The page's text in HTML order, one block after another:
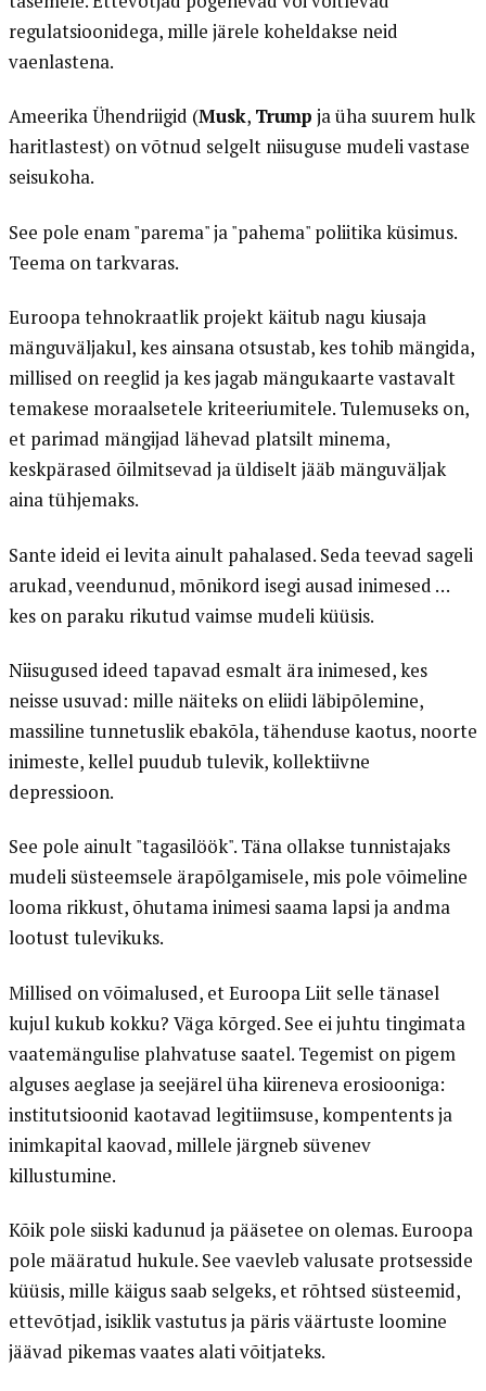
regulatsioonidega, mille järele koheldakse neid
vaenlastena.
Ameerika Ühendriigid (Musk, Trump ja üha suurem hulk
haritlastest) on võtnud selgelt niisuguse mudeli vastase
seisukoha.
See pole enam "parema" ja "pahema" poliitika küsimus.
Teema on tarkvaras.
Euroopa tehnokraatlik projekt käitub nagu kiusaja
mänguväljakul, kes ainsana otsustab, kes tohib mängida,
millised on reeglid ja kes jagab mängukaarte vastavalt
temakese moraalsetele kriteeriumitele. Tulemuseks on,
et parimad mängijad lähevad platsilt minema,
keskpärased õilmitsevad ja üldiselt jääb mänguväljak
aina tühjemaks.
Sante ideid ei levita ainult pahalased. Seda teevad sageli
arukad, veendunud, mõnikord isegi ausad inimesed …
kes on paraku rikutud vaimse mudeli küüsis.
Niisugused ideed tapavad esmalt ära inimesed, kes
neisse usuvad: mille näiteks on eliidi läbipõlemine,
massiline tunnetuslik ebakõla, tähenduse kaotus, noorte
inimeste, kellel puudub tulevik, kollektiivne
depressioon.
See pole ainult "tagasilöök". Täna ollakse tunnistajaks
mudeli süsteemsele ärapõlgamisele, mis pole võimeline
looma rikkust, õhutama inimesi saama lapsi ja andma
lootust tulevikuks.
Millised on võimalused, et Euroopa Liit selle tänasel
kujul kukub kokku? Väga kõrged. See ei juhtu tingimata
vaatemängulise plahvatuse saatel. Tegemist on pigem
alguses aeglase ja seejärel üha kiireneva erosiooniga:
institutsioonid kaotavad legitiimsuse, kompentents ja
inimkapital kaovad, millele järgneb süvenev
killustumine.
Kõik pole siiski kadunud ja pääsetee on olemas. Euroopa
pole määratud hukule. See vaevleb valusate protsesside
küüsis, mille käigus saab selgeks, et rõhtsed süsteemid,
ettevõtjad, isiklik vastutus ja päris väärtuste loomine
jäävad pikemas vaates alati võitjateks.